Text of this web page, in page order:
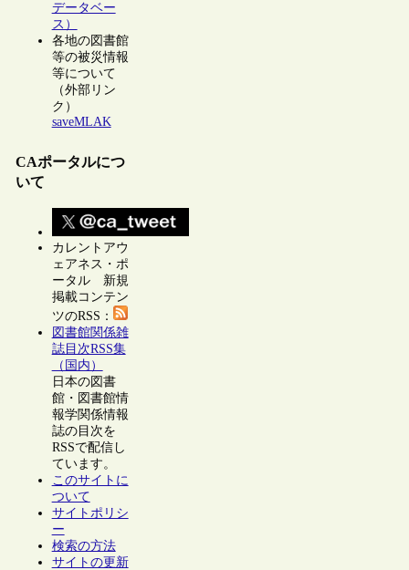
データベー
ス）
各地の図書館
等の被災情報
等について
（外部リン
ク）
saveMLAK
CAポータルにつ
いて
カレントアウ
ェアネス・ポ
ータル 新規
掲載コンテン
ツのRSS：
図書館関係雑
誌目次RSS集
（国内）
日本の図書
館・図書館情
報学関係情報
誌の目次を
RSSで配信し
ています。
このサイトに
ついて
サイトポリシ
ー
検索の方法
サイトの更新